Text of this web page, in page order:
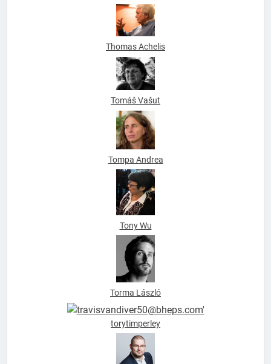
Thomas Achelis
Tomáš Vašut
Tompa Andrea
Tony Wu
Torma László
torytimperley